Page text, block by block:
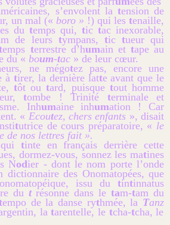
s’envolent la tension de
un mal (« boro » !) qui les tenaille,
es du temps qui, tic tac inexorable,
de leurs tympans, tic tueur qui
emps terrestre d’humain et tape au
du « boum-tac » de leur cœur.
eurs, ne mégotez pas, encore une
àtirer, la dernière latte avant que le
tôt outard, puisque tout homme
eur,tombe ! Trinité terminale et
Inhumaine inhumation ! Car
« Ecoutez, chers enfants », disait
tutrice de cours préparatoire, « le
de nos lettres fait ».
tinte en français derrière cette
dormez-vous, sonnez les matines
Nodier - dont le nom porte l’onde
dictionnaire des Onomatopées, que
issu du tintinnatus
du trésonne dans letam-tam du
empo de la danse rythmée, la Tanz
latarentelle, le tcha-tcha, le